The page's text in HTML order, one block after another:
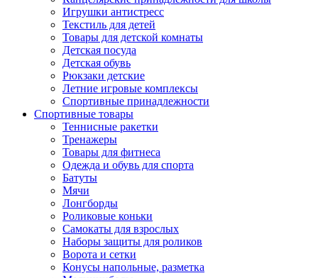
Игрушки антистресс
Текстиль для детей
Товары для детской комнаты
Детская посуда
Детская обувь
Рюкзаки детские
Летние игровые комплексы
Спортивные принадлежности
Спортивные товары
Теннисные ракетки
Тренажеры
Товары для фитнеса
Одежда и обувь для спорта
Батуты
Мячи
Лонгборды
Роликовые коньки
Самокаты для взрослых
Наборы защиты для роликов
Ворота и сетки
Конусы напольные, разметка